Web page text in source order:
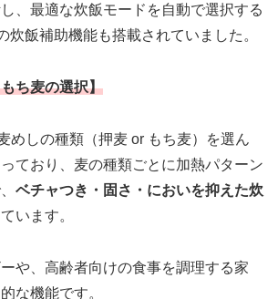
、最適な炊飯モードを自動で選択する
炊飯補助機能も搭載されていました。
ち麦の選択】
めしの種類（押麦 or もち麦）を選ん
ており、麦の種類ごとに加熱パターン
ベチャつき・固さ・においを抑えた炊
います。
や、高齢者向けの食事を調理する家
な機能です。